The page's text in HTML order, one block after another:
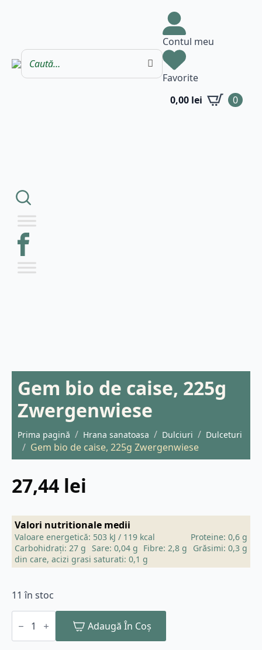
Contul meu
Favorite
0,00 lei 0
Gem bio de caise, 225g
Zwergenwiese
Prima pagină Hrana sanatoasa Dulciuri Dulceturi
Gem bio de caise, 225g Zwergenwiese
27,44 lei
Valori nutritionale medii
Valoare energetică: 503 kJ / 119 kcal
Proteine: 0,6 g
Carbohidrați: 27 g Sare: 0,04 g Fibre: 2,8 g
Grăsimi: 0,3 g
din care, acizi grasi saturati: 0,1 g
11 în stoc
Cantitate
Gem
de
Adaugă În Coș